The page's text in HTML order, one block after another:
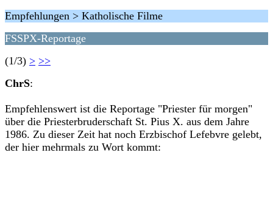
Empfehlungen > Katholische Filme
FSSPX-Reportage
(1/3) > >>
ChrS:
Empfehlenswert ist die Reportage "Priester für morgen"
über die Priesterbruderschaft St. Pius X. aus dem Jahre
1986. Zu dieser Zeit hat noch Erzbischof Lefebvre gelebt,
der hier mehrmals zu Wort kommt: